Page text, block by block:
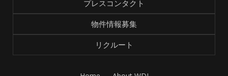
プレスコンタクト
物件情報募集
リクルート